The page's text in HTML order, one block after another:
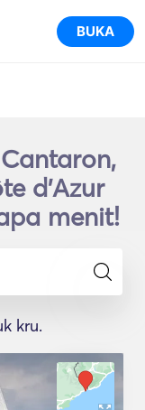
BUKA
d'Azur
menit!
kru.